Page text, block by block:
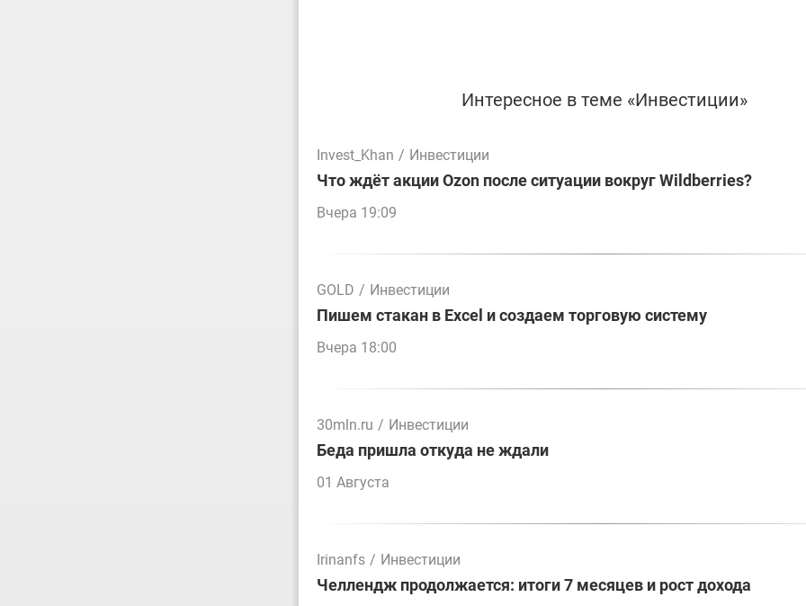
Интересное в теме «Инвестиции»
Invest_Khan / Инвестиции
Что ждёт акции Ozon после ситуации вокруг Wildberries?
Вчера 19:09
GOLD / Инвестиции
Пишем стакан в Excel и создаем торговую систему
Вчера 18:00
30mln.ru / Инвестиции
Беда пришла откуда не ждали
01 Августа
Irinanfs / Инвестиции
Челлендж продолжается: итоги 7 месяцев и рост дохода